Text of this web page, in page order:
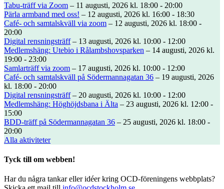
Tabu-träff via Zoom – 11 augusti, 2026 kl. 18:00 - 20:00
Pärla armband med oss! – 12 augusti, 2026 kl. 16:00 - 18:30
Café- och samtalskväll via zoom – 12 augusti, 2026 kl. 18:00 -
20:00
Digital rensningsträff– 13 augusti, 2026 kl. 10:00 - 12:00
Medlemshäng: Utebio i Rålambshovsparken – 14 augusti, 2026 kl.
19:00 - 23:00
Samlarträff via zoom – 17 augusti, 2026 kl. 10:00 - 12:00
Café- och samtalskväll på Södermannagatan 36 – 19 augusti, 2026
kl. 18:00 - 20:00
Digital rensningsträff– 20 augusti, 2026 kl. 10:00 - 12:00
Medlemshäng: Höghöjdsbana i Älta – 23 augusti, 2026 kl. 12:00 -
15:00
BDD-träff på Södermannagatan 36 – 25 augusti, 2026 kl. 18:00 -
20:00
Alla aktiviteter
Tyck till om webben!
Har du några tankar eller idéer kring OCD-föreningens webbplats?